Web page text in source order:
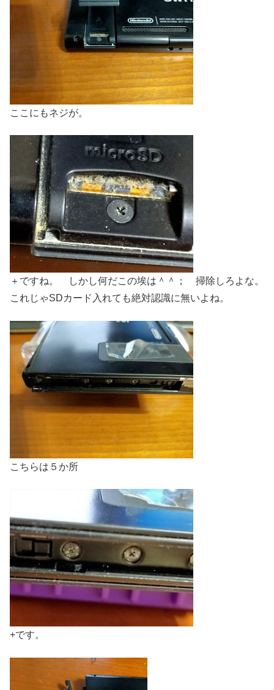
ここにもネジが。
＋ですね。 しかし何だこの埃は＾＾； 掃除しろよな。
これじゃSDカード入れても絶対認識に無いよね。
こちらは５か所
+です。